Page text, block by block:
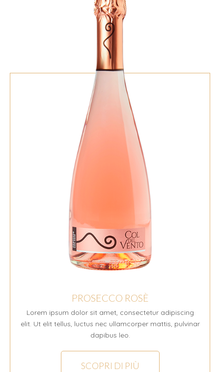
PROSECCO ROSÈ
Lorem ipsum dolor sit amet, consectetur adipiscing
elit. Ut elit tellus, luctus nec ullamcorper mattis, pulvinar
dapibus leo.
SCOPRI DI PIÙ